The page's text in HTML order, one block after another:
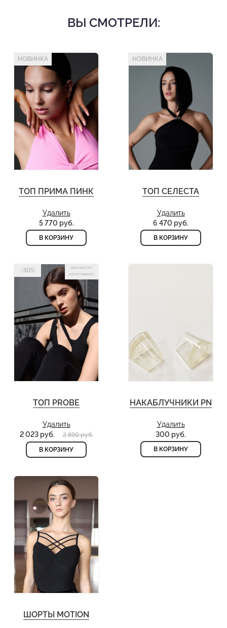
Без вшитых чашечек
Деликатная стирка при 30 градусах
ВЫ СМОТРЕЛИ:
НОВИНКА
ТОП ПРИМА ПИНК
Удалить
5 770 руб.
В КОРЗИНУ
НОВИНКА
ТОП СЕЛЕСТА
Удалить
6 470 руб.
В КОРЗИНУ
ВЫХОДИТ ИЗ
АССОРТИМЕНТА
-30%
ТОП PROBE
Удалить
2 023 руб.
2 890 руб.
В КОРЗИНУ
НАКАБЛУЧНИКИ PN
Удалить
300 руб.
В КОРЗИНУ
ШОРТЫ MOTION